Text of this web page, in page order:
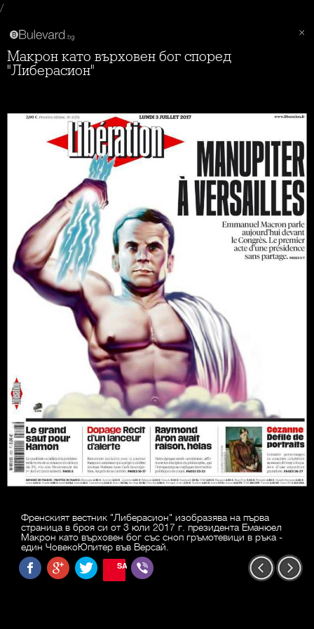
/
Макрон като върховен бог според
"Либерасион"
Френският вестник "Либерасион" изобразява на първа
страница в броя си от 3 юли 2017 г. президента Еманюел
Макрон като върховен бог със сноп гръмотевици в ръка -
един ЧовекоЮпитер във Версай.
SAVE